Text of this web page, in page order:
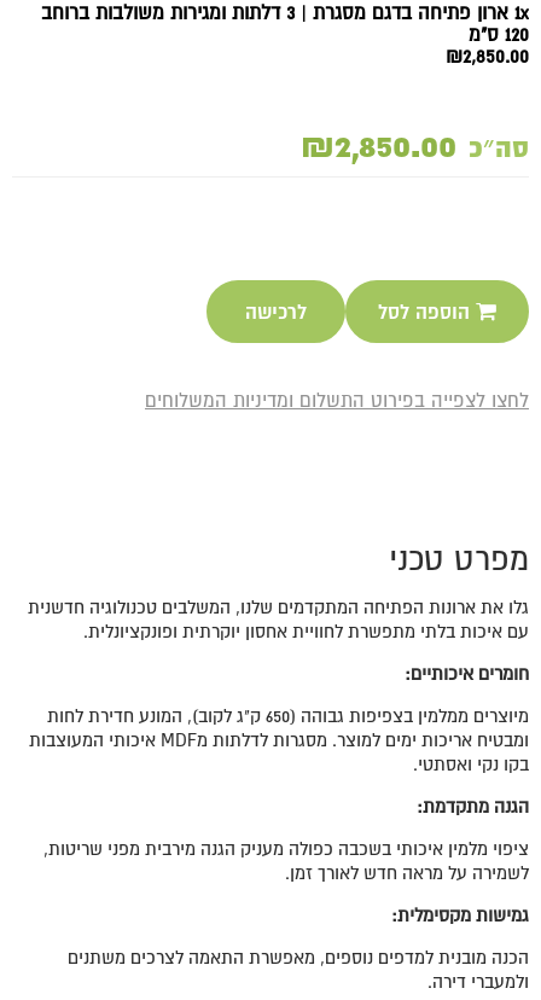
1x ארון פתיחה בדגם מסגרת | 3 דלתות ומגירות משולבות ברוחב
120 ס"מ
₪2,850.00
סה״כ ₪2,850.00
הוספה לסל לרכישה
לחצו לצפייה בפירוט התשלום ומדיניות המשלוחים
מפרט טכני
גלו את ארונות הפתיחה המתקדמים שלנו, המשלבים טכנולוגיה חדשנית
עם איכות בלתי מתפשרת לחוויית אחסון יוקרתית ופונקציונלית.
חומרים איכותיים:
מיוצרים ממלמין בצפיפות גבוהה (650 ק"ג לקוב), המונע חדירת לחות
ומבטיח אריכות ימים למוצר. מסגרות לדלתות מMDF איכותי המעוצבות
בקו נקי ואסתטי.
הגנה מתקדמת:
ציפוי מלמין איכותי בשכבה כפולה מעניק הגנה מירבית מפני שריטות,
לשמירה על מראה חדש לאורך זמן.
גמישות מקסימלית:
הכנה מובנית למדפים נוספים, מאפשרת התאמה לצרכים משתנים
ולמעברי דירה.